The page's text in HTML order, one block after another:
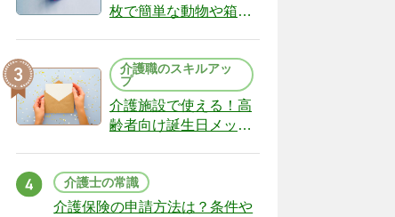
枚で簡単な動物や箱、
介護職のスキルアッ
プ
介護施設で使える！高
齢者向け誕生日メッセ
介護士の常識
介護保険の申請方法は？条件や